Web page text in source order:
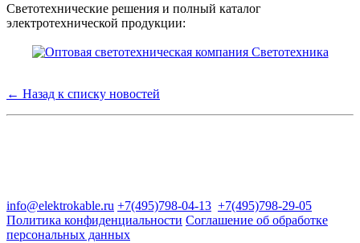
Светотехнические решения и полный каталог
электротехнической продукции:
← Назад к списку новостей
info@elektrokable.ru +7(495)798-04-13 +7(495)798-29-05
Политика конфиденциальности Соглашение об обработке
персональных данных